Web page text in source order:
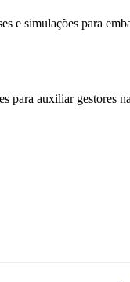
e simulações para
para auxiliar gestores